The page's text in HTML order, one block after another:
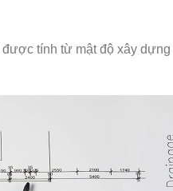
tính từ mật độ xây dựng